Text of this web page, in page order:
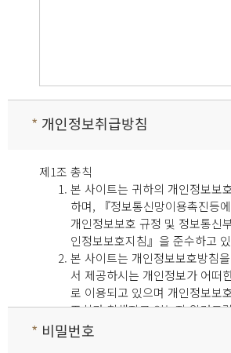
* 개인정보취급방침
제1조 총칙
본 사이트는 귀하의 개인정보보
하며, 『정보통신망이용촉진등
개인정보보호 규정 및 정보통신
인정보보호지침』을 준수하고
본 사이트는 개인정보보호방침
서 제공하시는 개인정보가 어떠
로 이용되고 있으며 개인정보보
조치가 취해지고 있는지 알려드
본 사이트는 개인정보보호방침을
면 하단에 공개함으로써 귀하께
* 비밀번호